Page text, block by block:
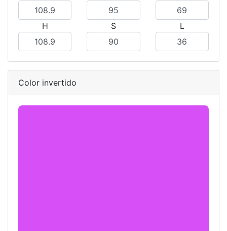
H S L
Color invertido